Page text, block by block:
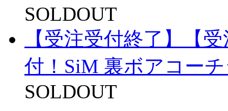
SOLDOUT
【受注受付終了】【
付！SiM 裏ボアコー
SOLDOUT